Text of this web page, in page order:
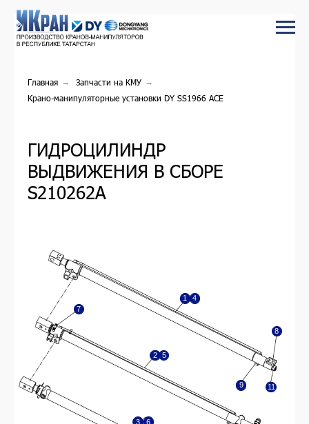
Главная → Запчасти на КМУ →
Крано-манипуляторные установки DY SS1966 ACE
ГИДРОЦИЛИНДР
ВЫДВИЖЕНИЯ В СБОРЕ
S210262A
12